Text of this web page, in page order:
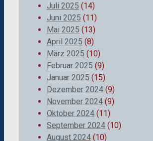
Juli 2025 (14)
Juni 2025 (11)
Mai 2025 (13)
April 2025 (8)
März 2025 (10)
Februar 2025 (9)
Januar 2025 (15)
Dezember 2024 (9)
November 2024 (9)
Oktober 2024 (11)
September 2024 (10)
August 2024 (10)